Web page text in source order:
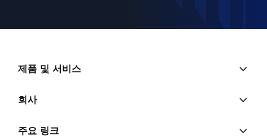
제품 및 서비스
회사
주요 링크